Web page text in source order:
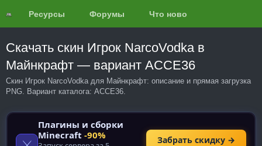
Ресурсы Форумы Что нового?
Скачать скин Игрок NarcoVodka в
Майнкрафт — вариант ACCE36
Скин Игрок NarcoVodka для Майнкрафт: описание и прямая загрузка
PNG. Вариант каталога: ACCE36.